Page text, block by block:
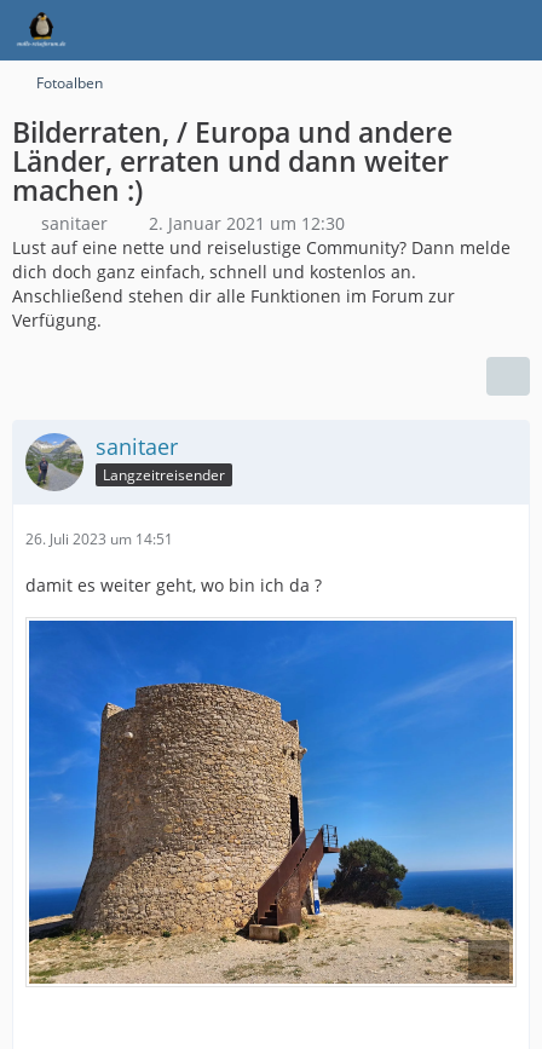
Fotoalben
Bilderraten, / Europa und andere
Länder, erraten und dann weiter
machen :)
sanitaer
2. Januar 2021 um 12:30
Lust auf eine nette und reiselustige Community? Dann melde
dich doch ganz einfach, schnell und kostenlos an.
Anschließend stehen dir alle Funktionen im Forum zur
Verfügung.
sanitaer
Langzeitreisender
26. Juli 2023 um 14:51
damit es weiter geht, wo bin ich da ?